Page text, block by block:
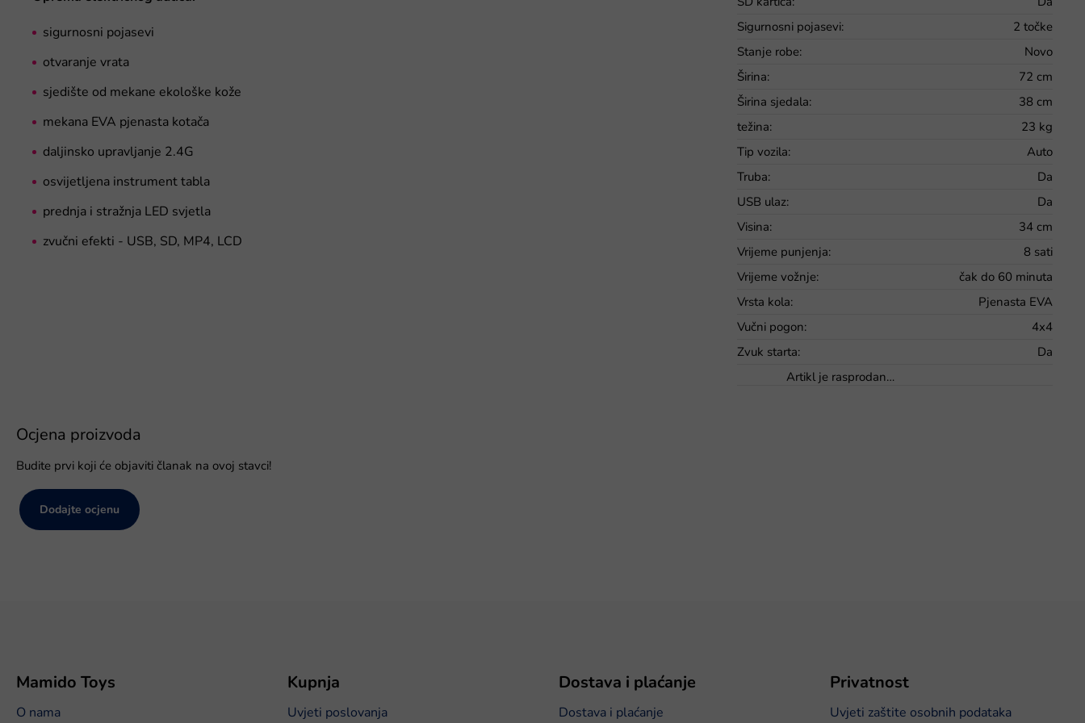
sigurnosni pojasevi
otvaranje vrata
sjedište od mekane ekološke kože
mekana EVA pjenasta kotača
daljinsko upravljanje 2.4G
osvijetljena instrument tabla
prednja i stražnja LED svjetla
zvučni efekti - USB, SD, MP4, LCD
Sigurnosni pojasevi:
2 točke
Stanje robe:
Novo
Širina:
72 cm
Širina sjedala:
38 cm
težina:
23 kg
Tip vozila:
Auto
Truba:
Da
USB ulaz:
Da
Visina:
34 cm
Vrijeme punjenja:
8 sati
Vrijeme vožnje:
čak do 60 minuta
Vrsta kola:
Pjenasta EVA
Vučni pogon:
4x4
Zvuk starta:
Da
Artikl je rasprodan…
Ocjena proizvoda
Budite prvi koji će objaviti članak na ovoj stavci!
Dodajte ocjenu
Mamido Toys
O nama
Kupnja
Uvjeti poslovanja
Dostava i plaćanje
Dostava i plaćanje
Privatnost
Uvjeti zaštite osobnih podataka